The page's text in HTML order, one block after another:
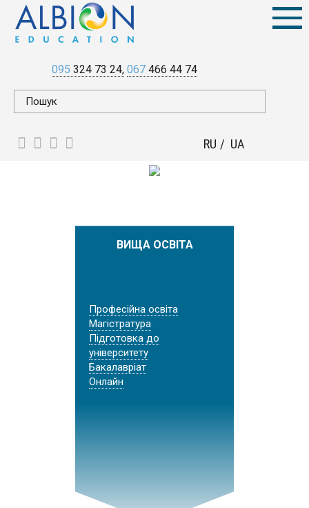
095 324 73 24 067 466 44 74
RU UA
ВИЩА ОСВІТА
Онлайн
Бакалавріат
Підготовка до
університету
Магістратура
Професійна освіта